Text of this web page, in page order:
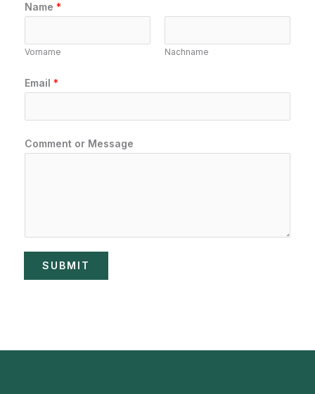
m
i
N
e
Name *
Vorname Nachname
Email *
Comment or Message
SUBMIT